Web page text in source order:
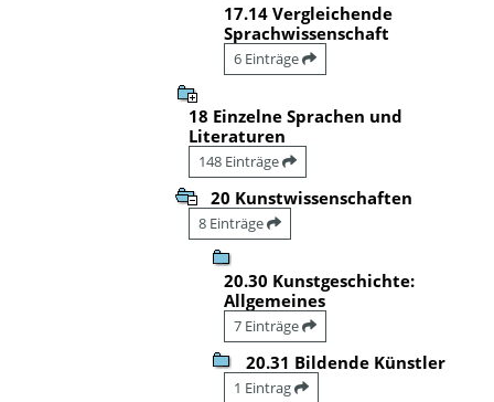
17.14 Vergleichende
Sprachwissenschaft
6 Einträge
18 Einzelne Sprachen und
Literaturen
148 Einträge
20 Kunstwissenschaften
8 Einträge
20.30 Kunstgeschichte:
Allgemeines
7 Einträge
20.31 Bildende Künstler
1 Eintrag